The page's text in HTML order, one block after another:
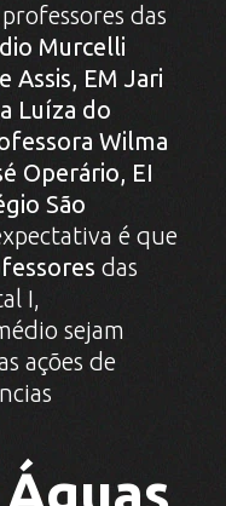
das
Murcelli
Assis, EM Jari
Luíza do
Wilma
Operário, EI
São
é que
das
I,
sejam
ações de